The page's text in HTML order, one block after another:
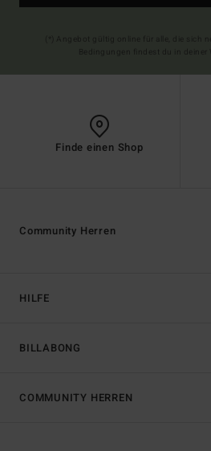
Finde einen Shop
HILFE
BILLABONG
Community Herren
COMMUNITY HERREN